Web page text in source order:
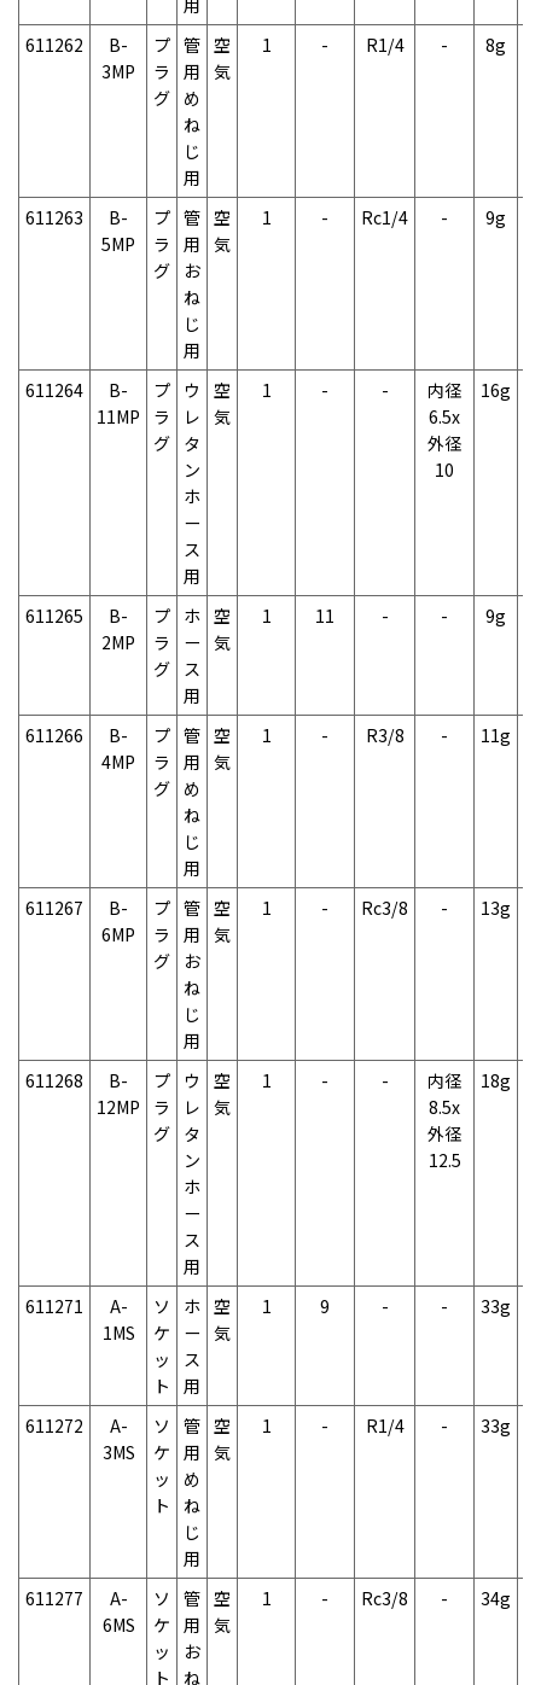
用
611262
B-
3MP
プ
ラ
グ
管
用
め
ね
じ
用
空
気
1 - R1/4 - 8g
611263
B-
5MP
プ
ラ
グ
管
用
お
ね
じ
用
空
気
1 - Rc1/4 - 9g
611264
B-
11MP
プ
ラ
グ
ウ
レ
タ
ン
ホ
ー
ス
用
空
気
1 - -
内径
6.5x
外径
10
16g
611265
B-
2MP
プ
ラ
グ
ホ
ー
ス
用
空
気
1 11 - - 9g
611266
B-
4MP
プ
ラ
グ
管
用
め
ね
じ
用
空
気
1 - R3/8 - 11g
611267
B-
6MP
プ
ラ
グ
管
用
お
ね
じ
用
空
気
1 - Rc3/8 - 13g
611268
B-
12MP
プ
ラ
グ
ウ
レ
タ
ン
ホ
ー
ス
用
空
気
1 - -
内径
8.5x
外径
12.5
18g
611271
A-
1MS
ソ
ケ
ッ
ト
ホ
ー
ス
用
空
気
1 9 - - 33g
611272
A-
3MS
ソ
ケ
ッ
ト
管
用
め
ね
じ
用
空
気
1 - R1/4 - 33g
611277
A-
6MS
ソ
ケ
ッ
ト
管
用
お
ね
空
気
1 - Rc3/8 - 34g